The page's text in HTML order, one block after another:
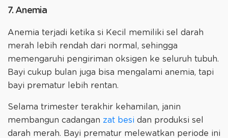
7. Anemia
Anemia terjadi ketika si Kecil memiliki sel darah
merah lebih rendah dari normal, sehingga
memengaruhi pengiriman oksigen ke seluruh tubuh.
Bayi cukup bulan juga bisa mengalami anemia, tapi
bayi prematur lebih rentan.
Selama trimester terakhir kehamilan, janin
membangun cadangan zat besi dan produksi sel
darah merah. Bayi prematur melewatkan periode ini